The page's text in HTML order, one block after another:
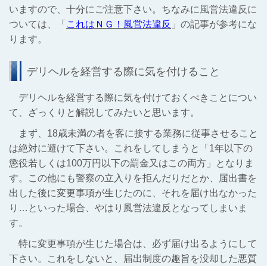
いますので、十分にご注意下さい。ちなみに風営法違反に
ついては、「 これはＮＧ！風営法違反 」の記事が参考にな
ります。
デリヘルを経営する際に気を付けること
デリヘルを経営する際に気を付けておくべきことについ
て、ざっくりと解説してみたいと思います。
まず、18歳未満の者を客に接する業務に従事させること
は絶対に避けて下さい。これをしてしまうと「1年以下の
懲役若しくは100万円以下の罰金又はこの両方」となりま
す。この他にも警察の立入りを拒んだりだとか、届出書を
出した後に変更事項が生じたのに、それを届け出なかった
り…といった場合、やはり風営法違反となってしまいま
す。
特に変更事項が生じた場合は、必ず届け出るようにして
下さい。これをしないと、届出制度の趣旨を没却した悪質